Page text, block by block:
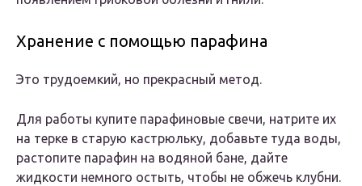
Хранение с помощью парафина
Это трудоемкий, но прекрасный метод.
Для работы купите парафиновые свечи, натрите их
на терке в старую кастрюльку, добавьте туда воды,
растопите парафин на водяной бане, дайте
жидкости немного остыть, чтобы не обжечь клубни.